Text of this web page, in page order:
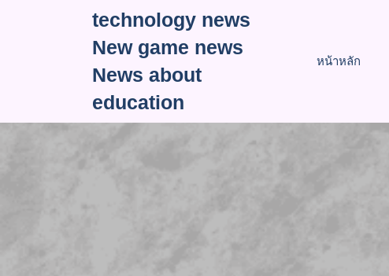
technology news
New game news
News about
education
หน้าหลัก